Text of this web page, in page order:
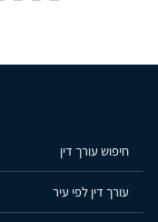
חיפוש עורך דין
עורך דין לפי עיר